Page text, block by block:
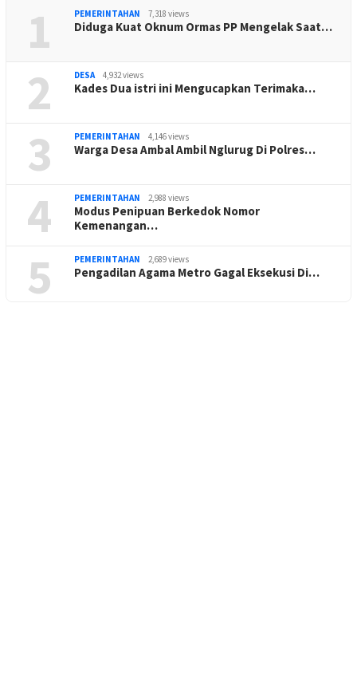
1 PEMERINTAHAN 7,318 views
Diduga Kuat Oknum Ormas PP Mengelak Saat…
2 DESA 4,932 views
Kades Dua istri ini Mengucapkan Terimaka…
3 PEMERINTAHAN 4,146 views
Warga Desa Ambal Ambil Nglurug Di Polres…
4 PEMERINTAHAN 2,988 views
Modus Penipuan Berkedok Nomor
Kemenangan…
5 PEMERINTAHAN 2,689 views
Pengadilan Agama Metro Gagal Eksekusi Di…